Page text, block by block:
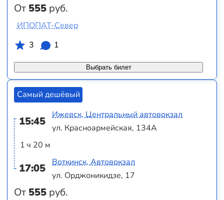
От 555 руб.
Выбрать билет
ИПОПАТ-Север
3
1
Самый дешёвый
15:45
1 ч 20 м
17:05
От 555 руб.
Ижевск, Центральный автовокзал
ул. Красноармейская, 134А
Воткинск, Автовокзал
ул. Орджоникидзе, 17